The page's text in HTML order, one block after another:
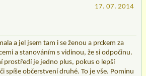
17. 07. 2014
a jel jsem tam i se ženou a prckem za
a stanováním s vidinou, že si odpočinu.
prostředí je jedno plus, pokus o lepší
spíše občerstvení druhé. To je vše. Pominu